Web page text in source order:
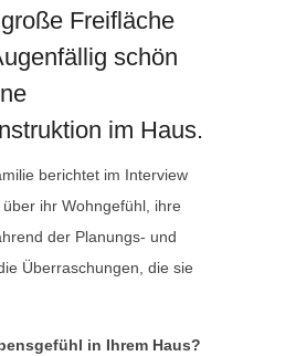
Freifläche
schön
im Haus.
berichtet im Interview
ihr Wohngefühl, ihre
der Planungs- und
Überraschungen, die sie
in Ihrem Haus?